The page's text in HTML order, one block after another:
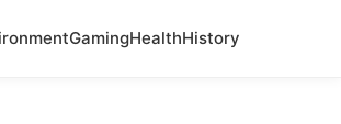
GamingHealthHistory